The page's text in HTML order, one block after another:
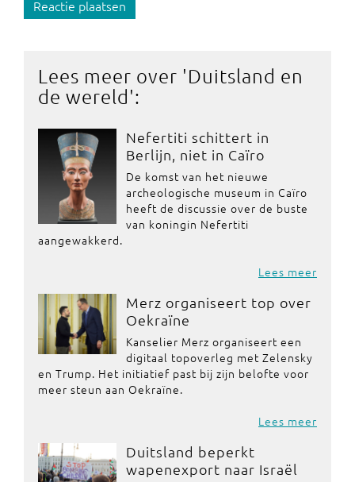
Reactie plaatsen
Lees meer over 'Duitsland en
de wereld':
Nefertiti schittert in
Berlijn, niet in Caïro
De komst van het nieuwe
archeologische museum in Caïro
heeft de discussie over de buste
van koningin Nefertiti
aangewakkerd.
Lees meer
Merz organiseert top over
Oekraïne
Kanselier Merz organiseert een
digitaal topoverleg met Zelensky
en Trump. Het initiatief past bij zijn belofte voor
meer steun aan Oekraïne.
Lees meer
Duitsland beperkt
wapenexport naar Israël